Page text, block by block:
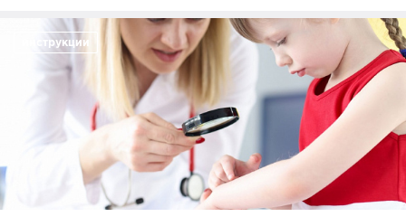
инструкции